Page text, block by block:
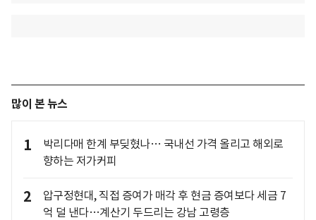
많이 본 뉴스
1
박리다매 한계 부딪혔나… 국내선 가격 올리고 해외로
향하는 저가커피
2
압구정현대, 직접 증여가 매각 후 현금 증여보다 세금 7
억 덜 낸다…계산기 두드리는 강남 고령층